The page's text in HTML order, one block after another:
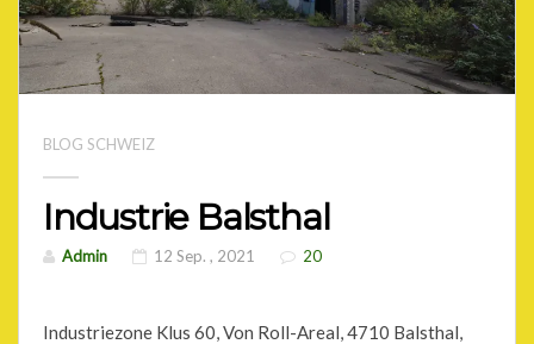
BLOG SCHWEIZ
Industrie Balsthal
Admin 12 Sep. , 2021 20
Industriezone Klus 60, Von Roll-Areal, 4710 Balsthal,